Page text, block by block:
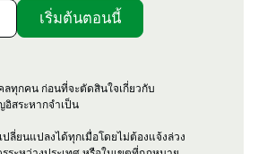
เริ่มต้นตอนนี้
ลทุกคน ก่อนที่จะตัดสินใจเกี่ยวกับ
อิสระหากจำเป็น
ลี่ยนแปลงได้ทุกเมื่อโดยไม่ต้องแจ้งล่วง